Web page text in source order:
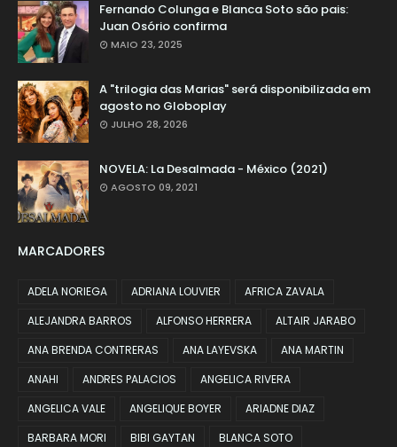
Fernando Colunga e Blanca Soto são pais:
Juan Osório confirma
MAIO 23, 2025
A "trilogia das Marias" será disponibilizada em
agosto no Globoplay
JULHO 28, 2026
NOVELA: La Desalmada - México (2021)
AGOSTO 09, 2021
MARCADORES
ADELA NORIEGA ADRIANA LOUVIER
AFRICA ZAVALA
ALEJANDRA BARROS
ALFONSO HERRERA
ALTAIR JARABO
ANA BRENDA CONTRERAS
ANA LAYEVSKA
ANA MARTIN
ANAHI
ANDRES PALACIOS
ANGELICA RIVERA
ANGELICA VALE
ANGELIQUE BOYER
ARIADNE DIAZ
BARBARA MORI
BIBI GAYTAN
BLANCA SOTO